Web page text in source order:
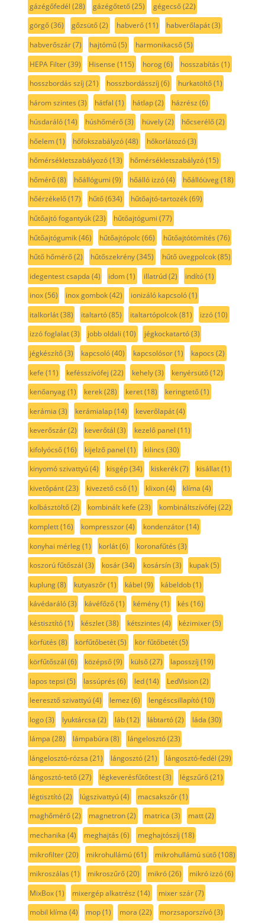
gázégőfedél (28) gázégőtető(25) gégecső(22)
görgő(36) gőzsütő(2) habverő(11) habverőlapát(3)
habverőszár(7) hajtómű(5) harmonikacső(5)
HEPA Filter(39) Hisense (115) horog(6) hosszabítás (1)
hosszbordás szíj (21) hosszbordásszíj (6) hurkatöltő(1)
három szintes (3) hátfal (1) hátlap(2) házrész (6)
húsdaráló(14) húshőmérő(3) hüvely(2) hőcserélő(2)
hőelem(1) hőfokszabályzó(48) hőkorlátozó(3)
hőmérsékletszabályozó(13) hőmérsékletszabályzó(15)
hőmérő(8) hőállógumi (9) hőálló izzó(4) hőállóüveg(18)
hőérzékelő(17) hűtő(634) hűtőajtó-tartozék(69)
hűtőajtó fogantyúk(23) hűtőajtógumi (77)
hűtőajtógumik(46) hűtőajtópolc(66) hűtőajtótömítés (76)
hűtő hőmérő(2) hűtőszekrény(345) hűtő üvegpolcok(85)
idegentest csapda (4) idom(1) illatrúd(2) indító(1)
inox(56) inox gombok(42) ionizáló kapcsoló(1)
italkorlát(38) italtartó(85) italtartópolcok(81) izzó(10)
izzó foglalat(3) jobb oldali (10) jégkockatartó(3)
jégkészítő(3) kapcsoló(40) kapcsolósor(1) kapocs (2)
kefe (11) kefésszívófej (22) kehely(3) kenyérsütő(12)
kenőanyag(1) kerek(28) keret(18) keringtető(1)
kerámia (3) kerámialap(14) keverőlapát(4)
keverőszár(2) keverőtál (3) kezelő panel (11)
kifolyócső(16) kijelző panel (1) kilincs (30)
kinyomó szivattyú(4) kisgép(34) kiskerék(7) kisállat(1)
kivetőpánt(23) kivezető cső(1) klixon(4) klíma (4)
kolbásztöltő(2) kombinált kefe (23) kombináltszívófej (22)
komplett(16) kompresszor(4) kondenzátor(14)
konyhai mérleg(1) korlát(6) koronafűtés (3)
koszorú fűtőszál (3) kosár(34) kosársín(3) kupak(5)
kuplung(8) kutyaszőr(1) kábel (9) kábeldob(1)
kávédaráló(3) kávéfőző(1) kémény(1) kés (16)
késtisztító(1) készlet(38) kétszintes (4) kézimixer(5)
körfütés (8) körfűtőbetét(5) kör fűtőbetét(5)
körfűtőszál (6) középső(9) külső(27) laposszíj (19)
lapos tepsi (5) lassúprés (6) led(14) LedVision(2)
leeresztő szivattyú(4) lemez (6) lengéscsillapító(10)
logo(3) lyuktárcsa (2) láb(12) lábtartó(2) láda (30)
lámpa (28) lámpabúra (8) lángelosztó(23)
lángelosztó-rózsa (21) lángosztó(21) lángosztó-fedél (29)
lángosztó-tető(27) légkeverésfűtőtest(3) légszűrő(21)
légtisztító(2) lúgszivattyú(4) macsakszőr(1)
maghőmérő(2) magnetron(2) matrica (3) matt(2)
mechanika (4) meghajtás (6) meghajtószíj (18)
mikrofilter(20) mikrohullámú(61) mikrohullámú sütő(108)
mikroszálas (1) mikroszűrő(20) mikró(26) mikró izzó(6)
MixBox(1) mixergép alkatrész (14) mixer szár(7)
mobil klíma (4) mop(1) mora (22) morzsaporszívó(3)